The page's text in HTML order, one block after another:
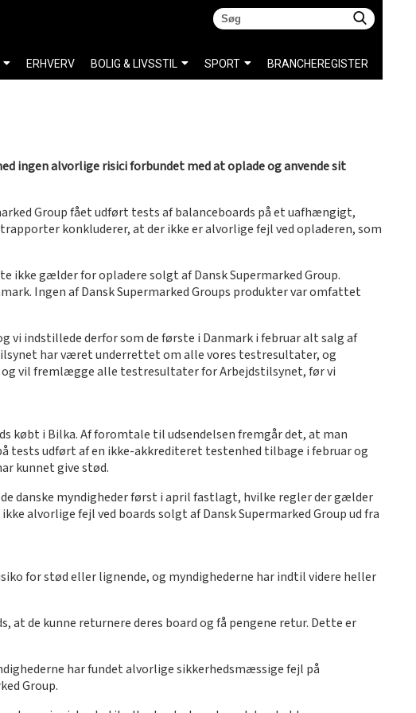
ingen alvorlige risici forbundet med at oplade og anvende sit
Group fået udført tests af balanceboards på et uafhængigt,
konkluderer, at der ikke er alvorlige fejl ved opladeren, som
gælder for opladere solgt af Dansk Supermarked Group.
Ingen af Dansk Supermarked Groups produkter var omfattet
vi indstillede derfor som de første i Danmark i februar alt salg af
har været underrettet om alle vores testresultater, og
vil fremlægge alle testresultater for Arbejdstilsynet, før vi
købt i Bilka. Af foromtale til udsendelsen fremgår det, at man
tests udført af en ikke-akkrediteret testenhed tilbage i februar og
kunnet give stød.
danske myndigheder først i april fastlagt, hvilke regler der gælder
alvorlige fejl ved boards solgt af Dansk Supermarked Group ud fra
for stød eller lignende, og myndighederne har indtil videre heller
at de kunne returnere deres board og få pengene retur. Dette er
har fundet alvorlige sikkerhedsmæssige fejl på
Group.
ERHVERV BOLIG & LIVSSTIL SPORT BRANCHEREGISTER